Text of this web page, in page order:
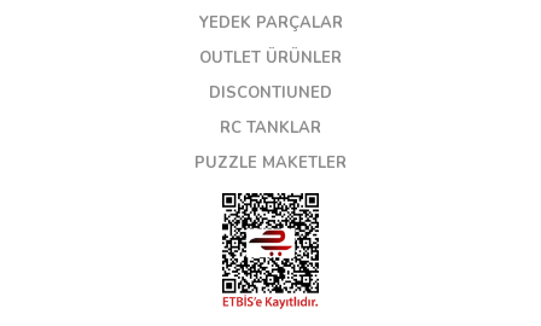
YEDEK PARÇALAR
OUTLET ÜRÜNLER
DISCONTIUNED
RC TANKLAR
PUZZLE MAKETLER